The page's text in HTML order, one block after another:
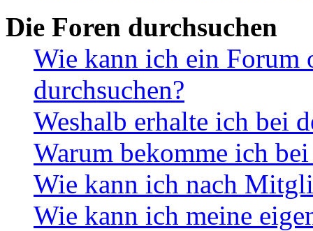
Die Foren durchsuchen
Wie kann ich ein Forum
durchsuchen?
Weshalb erhalte ich bei
Warum bekomme ich
Wie kann ich nach
Wie kann ich meine